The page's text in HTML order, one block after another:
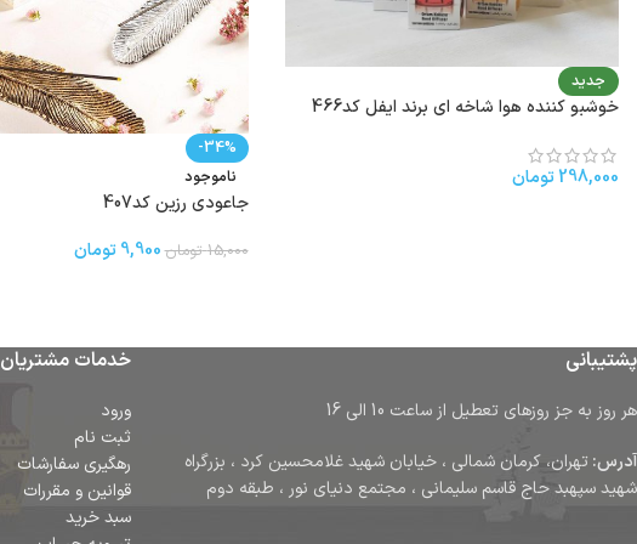
جدید
خوشبو کننده هوا شاخه اى برند ایفل کد466
298,000تومان
-34%
ناموجود
جاعودی رزین کد407
15,000 تومان9,900 تومان
پشتیبانی
هر روز به جز روزهای تعطیل از ساعت 10 الی 16
آدرس: تهران، کرمان شمالی ، خیابان شهید غلامحسین کرد ، بزرگراه
شهید سپهبد حاج قاسم سلیمانی ، مجتمع دنیای نور ، طبقه دوم
خدمات مشتریان
ورود
ثبت نام
رهگیری سفارشات
قوانین و مقررات
سبد خرید